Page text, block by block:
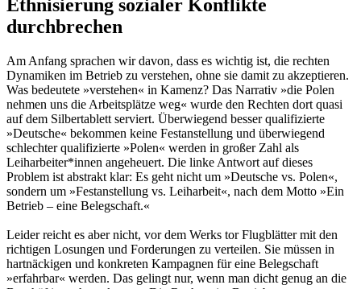
Ethnisierung sozialer Konflikte
durchbrechen
Am Anfang sprachen wir davon, dass es wich­tig ist, die rechten
Dynamiken im Betrieb zu verstehen, ohne sie damit zu akzeptieren.
Was bedeutete »verstehen« in Kamenz? Das Narrativ »die Polen
nehmen uns die Arbeits­plätze weg« wurde den Rechten dort quasi
auf dem Silbertablett serviert. Überwiegend besser qualifizierte
»Deutsche« bekommen keine Festanstellung und überwiegend
schlechter qualifizierte »Polen« werden in großer Zahl als
Leiharbeiter*innen angeheu­ert. Die linke Antwort auf dieses
Problem ist abstrakt klar: Es geht nicht um »Deutsche vs. Polen«,
sondern um »Festanstellung vs. Leiharbeit«, nach dem Motto »Ein
Betrieb – eine Belegschaft.«
Leider reicht es aber nicht, vor dem Werks tor Flugblätter mit den
richtigen Losungen und Forderungen zu verteilen. Sie müssen in
hartnäckigen und konkreten Kampagnen für eine Belegschaft
»erfahrbar« werden. Das gelingt nur, wenn man dicht genug an die